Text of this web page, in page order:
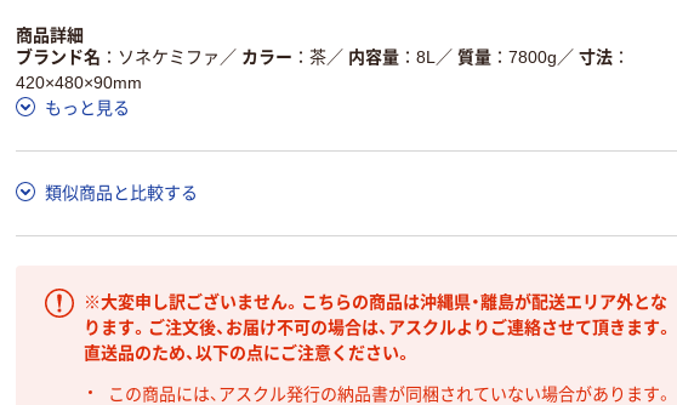
商品詳細
ブランド名
ソネケミファ ／ カラー 茶／ 内容量 8L ／ 質量 7800g ／ 寸法
420×480×90mm
もっと見る
類似商品と比較する
※大変申し訳ございません。こちらの商品は沖縄県・離島が配送エリア外とな
ります。ご注文後、お届け不可の場合は、アスクルよりご連絡させて頂きます。
直送品のため、以下の点にご注意ください。
この商品には、アスクル発行の納品書が同梱されていない場合があります。